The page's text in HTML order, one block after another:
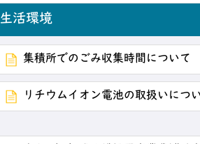
生活環境
集積所でのごみ収集時間について
リチウムイオン電池の取扱いにつ